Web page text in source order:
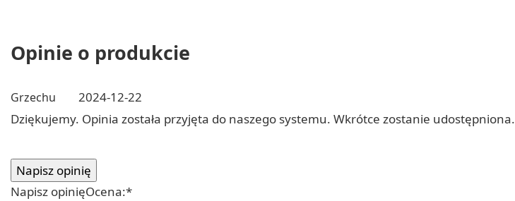
Opinie o produkcie
Grzechu
2024-12-22
Dziękujemy. Opinia została przyjęta do naszego systemu. Wkrótce zostanie udostępniona.
Napisz opinięOcena:*